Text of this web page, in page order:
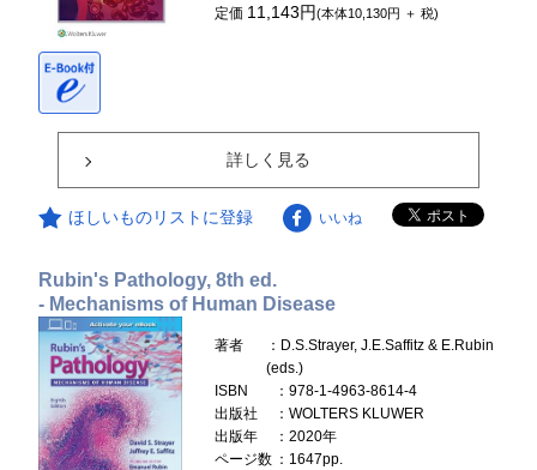
定価 11,143円(本体10,130円 ＋ 税)
詳しく見る
ほしいものリストに登録 いいね
Rubin's Pathology, 8th ed.
- Mechanisms of Human Disease
著者
：D.S.Strayer, J.E.Saffitz & E.Rubin
(eds.)
ISBN
：978-1-4963-8614-4
出版社
：WOLTERS KLUWER
出版年
：2020年
ページ数 ：1647pp.